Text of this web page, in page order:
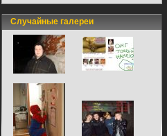
Случайные галереи